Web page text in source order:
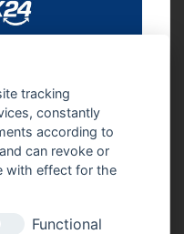
tracking
constantly
according to
can revoke or
with effect for the
Functional